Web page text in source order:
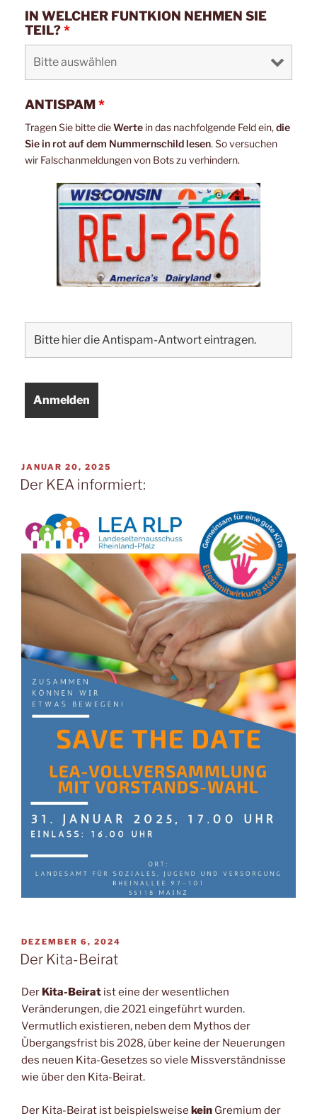
IN WELCHER FUNTKION NEHMEN SIE
TEIL?*
ANTISPAM*
Tragen Sie bitte dieWerte in das nachfolgende Feld ein,die
Sie in rot auf dem Nummernschild lesen. So versuchen
wir Falschanmeldungen von Bots zu verhindern.
VERÖFFENTLICHT
AM
JANUAR 20, 2025
Der KEA informiert:
VERÖFFENTLICHT
AM
DEZEMBER 6, 2024
Der Kita-Beirat
Der Kita-Beirat ist eine der wesentlichen
Veränderungen, die 2021 eingeführt wurden.
Vermutlich existieren, neben dem Mythos der
Übergangsfrist bis 2028, über keine der Neuerungen
des neuen Kita-Gesetzes so viele Missverständnisse
wie über den Kita-Beirat.
Der Kita-Beirat ist beispielsweise kein Gremium der